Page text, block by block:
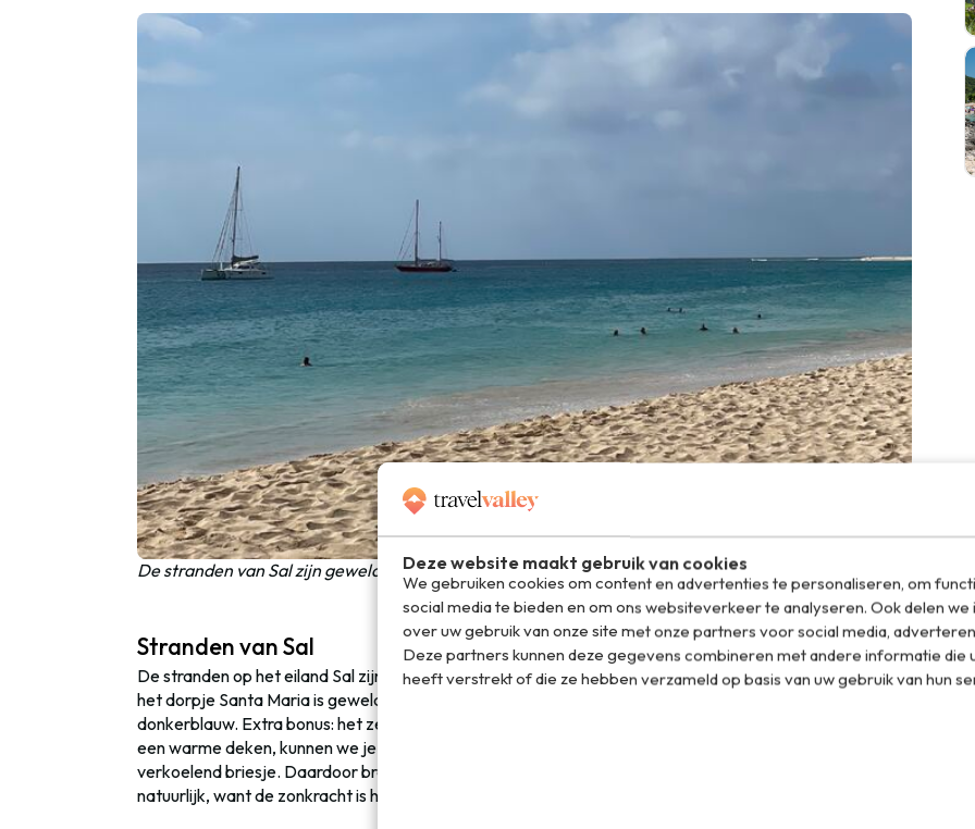
Deze website maakt gebruik van cookies
We gebruiken cookies om content en advertenties te personaliseren, om
social media te bieden en om ons websiteverkeer te analyseren. Ook delen
over uw gebruik van onze site met onze partners voor social media,
Deze partners kunnen deze gegevens combineren met andere informatie die
heeft verstrekt of die ze hebben verzameld op basis van uw gebruik van hun
De stranden van Sal zijn geweldig!
Stranden van Sal
De stranden op het eiland Sal zijn de mooiste van Kaapverdië. Vooral het kilometerslange zandstrand bij
het dorpje Santa Maria is geweldig. Het zand is fijn en wit en het zeewater schittert van helder- naar
donkerblauw. Extra bonus: het zeewater heeft een gemiddelde temperatuur van 25 graden. Voelt als
een warme deken, kunnen we je uit ervaring vertellen. Nog een groot pluspunt van Sal: er staat altijd een
verkoelend briesje. Daardoor brand je niet weg als je op het strand ligt. Wel goed blijven smeren
natuurlijk, want de zonkracht is hier sterk!